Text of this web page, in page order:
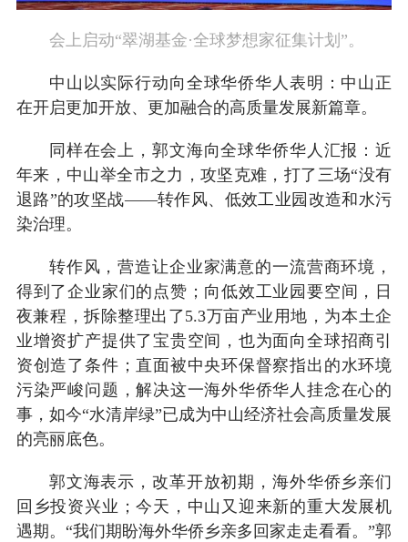
会上启动“翠湖基金·全球梦想家征集计划”。
中山以实际行动向全球华侨华人表明：中山正
在开启更加开放、更加融合的高质量发展新篇章。
同样在会上，郭文海向全球华侨华人汇报：近
年来，中山举全市之力，攻坚克难，打了三场“没有
退路”的攻坚战——转作风、低效工业园改造和水污
染治理。
转作风，营造让企业家满意的一流营商环境，
得到了企业家们的点赞；向低效工业园要空间，日
夜兼程，拆除整理出了5.3万亩产业用地，为本土企
业增资扩产提供了宝贵空间，也为面向全球招商引
资创造了条件；直面被中央环保督察指出的水环境
污染严峻问题，解决这一海外华侨华人挂念在心的
事，如今“水清岸绿”已成为中山经济社会高质量发展
的亮丽底色。
郭文海表示，改革开放初期，海外华侨乡亲们
回乡投资兴业；今天，中山又迎来新的重大发展机
遇期。“我们期盼海外华侨乡亲多回家走走看看。”郭